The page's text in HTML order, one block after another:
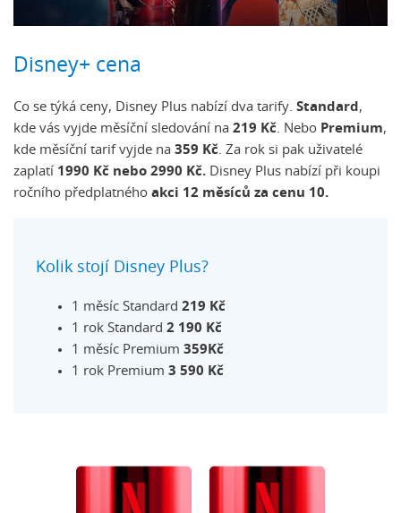
Disney+ cena
Co se týká ceny, Disney Plus nabízí dva tarify. Standard ,
kde vás vyjde měsíční sledování na 219 Kč. Nebo Premium,
kde měsíční tarif vyjde na 359 Kč. Za rok si pak uživatelé
zaplatí 1990 Kč nebo 2990 Kč. Disney Plus nabízí při koupi
ročního předplatného akci 12 měsíců za cenu 10.
Kolik stojí Disney Plus?
1 měsíc Standard 219 Kč
1 rok Standard 2 190 Kč
1 měsíc Premium 359Kč
1 rok Premium 3 590 Kč